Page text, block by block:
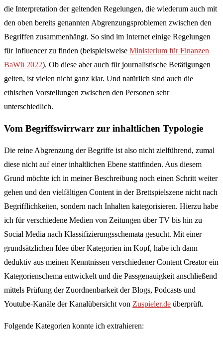
die Interpretation der geltenden Regelungen, die wiederum auch mit
den oben bereits genannten Abgrenzungsproblemen zwischen den
Begriffen zusammenhängt. So sind im Internet einige Regelungen
für Influencer zu finden (beispielsweise Ministerium für Finanzen
BaWü 2022). Ob diese aber auch für journalistische Betätigungen
gelten, ist vielen nicht ganz klar. Und natürlich sind auch die
ethischen Vorstellungen zwischen den Personen sehr
unterschiedlich.
Vom Begriffswirrwarr zur inhaltlichen Typologie
Die reine Abgrenzung der Begriffe ist also nicht zielführend, zumal
diese nicht auf einer inhaltlichen Ebene stattfinden. Aus diesem
Grund möchte ich in meiner Beschreibung noch einen Schritt weiter
gehen und den vielfältigen Content in der Brettspielszene nicht nach
Begrifflichkeiten, sondern nach Inhalten kategorisieren. Hierzu habe
ich für verschiedene Medien von Zeitungen über TV bis hin zu
Social Media nach Klassifizierungsschemata gesucht. Mit einer
grundsätzlichen Idee über Kategorien im Kopf, habe ich dann
deduktiv aus meinen Kenntnissen verschiedener Content Creator ein
Kategorienschema entwickelt und die Passgenauigkeit anschließend
mittels Prüfung der Zuordnenbarkeit der Blogs, Podcasts und
Youtube-Kanäle der Kanalübersicht von Zuspieler.de überprüft.
Folgende Kategorien konnte ich extrahieren: